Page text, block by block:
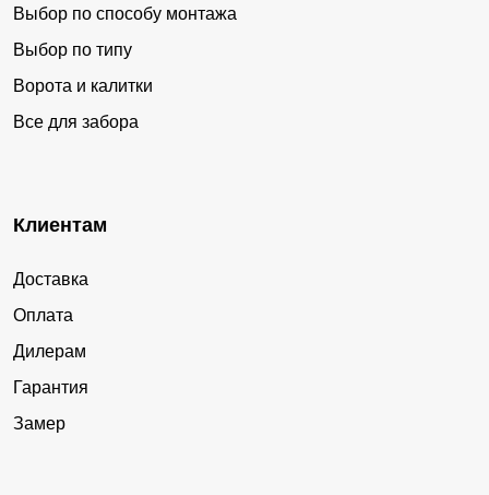
Выбор по способу монтажа
Выбор по типу
Ворота и калитки
Все для забора
Клиентам
Доставка
Оплата
Дилерам
Гарантия
Замер